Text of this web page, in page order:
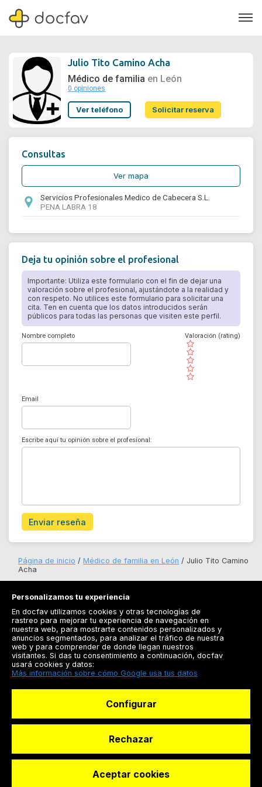
Soporte
Julio Tito Camino Acha
Médico de familia en León
0 opiniones
Ver teléfono Solicitar reserva
Consultas
Ver mapa
Servicios Profesionales Medico de Cabecera S.L.
PENA LABRA 18
Deja tu opinión sobre el profesional
Importante: Utiliza este formulario con el fin de dejar una
valoración sobre el profesional, ajustándote a la realidad y
con respeto. No utilices este formulario para solicitar una
cita. Ten en cuenta que los datos introducidos serán
públicos para todas las personas que visiten este perfil.
Nombre completo
( )
( )
( )
( )
( )
Valoración (rating)
Email
Escribe aquí tu opinión sobre el profesional:
Enviar reseña
Página de inicio Médico de familia en León
Julio Tito Camino
Acha
Registrarse
Docfav
© Dashboard Technologies S.L
Personalizamos tu experiencia
En docfav utilizamos cookies y otras tecnologías de
rastreo para mejorar tu experiencia de navegación en
nuestra web, para mostrarte contenidos personalizados y
anuncios segmentados, para analizar el tráfico de nuestra
web y para comprender de donde llegan nuestros
visitantes. Si das tu consentimiento a continuación, docfav
usará cookies y datos:
Más información sobre cómo Google usa tus datos
Configurar
Rechazar
Aceptar cookies